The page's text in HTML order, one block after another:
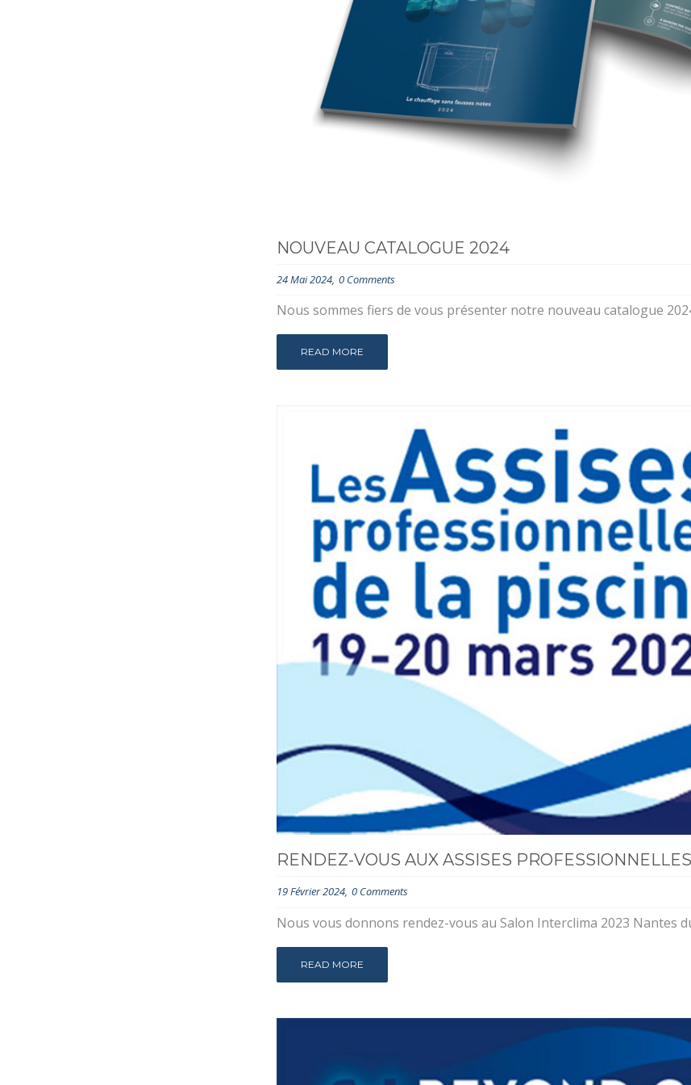
NOUVEAU CATALOGUE 2024
24 Mai 2024 0 Comments
Nous sommes fiers de vous présenter notre nouveau catalogue
READ MORE
RENDEZ-VOUS AUX ASSISES
19 Février 2024 0 Comments
Nous vous donnons rendez-vous au Salon Interclima 2023 Nantes
READ MORE